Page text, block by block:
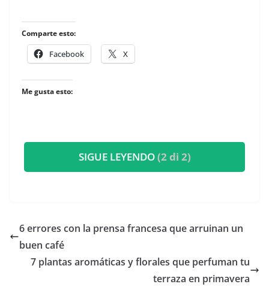
Comparte esto:
Facebook X
Me gusta esto:
SIGUE LEYENDO(2 di 2)
6 errores con la prensa francesa que arruinan un
buen café
7 plantas aromáticas y florales que perfuman tu
terraza en primavera